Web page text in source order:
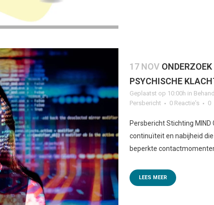
17 NOV
PSYCHISCHE
Geplaatst op 10:00h in
Persbericht
0 Reactie's 0
Persbericht Stichting
continuïteit en nabijheid
beperkte contactmomenten
LEES MEER